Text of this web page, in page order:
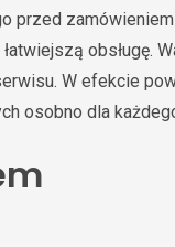
przed
obsługę.
W efekcie
osobno dla